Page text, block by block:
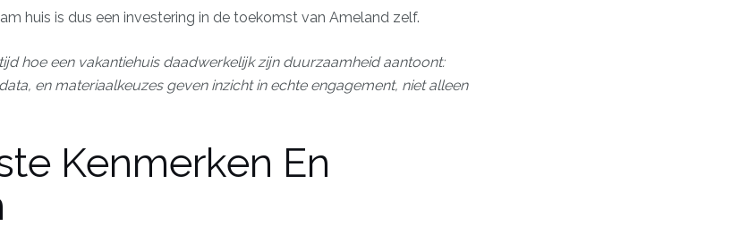
huis is dus een investering in de toekomst van Ameland zelf.
hoe een vakantiehuis daadwerkelijk zijn duurzaamheid aantoont:
en materiaalkeuzes geven inzicht in echte engagement, niet alleen
Kenmerken En